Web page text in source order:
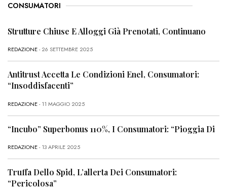
CONSUMATORI
Strutture Chiuse E Alloggi Già Prenotati, Continuano
REDAZIONE- 26 SETTEMBRE 2025
Antitrust Accetta Le Condizioni Enel, Consumatori:
“Insoddisfacenti”
REDAZIONE- 11 MAGGIO 2025
“Incubo” Superbonus 110%, I Consumatori: “Pioggia Di
REDAZIONE- 13 APRILE 2025
Truffa Dello Spid, L’allerta Dei Consumatori:
“Pericolosa”